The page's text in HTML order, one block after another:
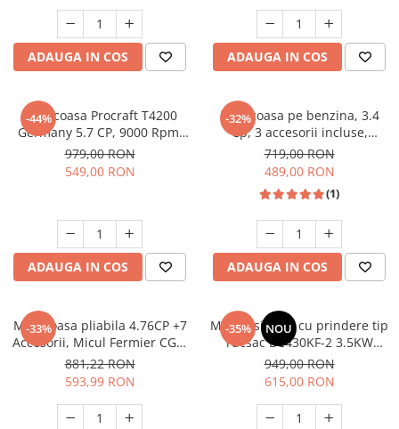
Unelte Gradinarit
Ventilatoare & Sisteme Racire
Aparate de aer conditionat
Zootehnie
Foarfeci tuns oi
Incubatoare oua
ADAUGA IN COS ADAUGA IN COS
-44%
Motocoasa Procraft T4200
Germany 5.7 CP, 9000 Rpm,
Ham profesional
979,00 RON
549,00 RON
ADAUGA IN COS
-32%
Motocoasa pe benzina, 3.4
Cp, 3 accesorii incluse,
pornire rapida, 9500 Rpm,
Micul Fermier
719,00 RON
489,00 RON
(1)
ADAUGA IN COS
-33%
Motocoasa pliabila 4.76CP +7
Accesorii, Micul Fermier CGS-
430K (G1549)
881,22 RON
593,99 RON
-35% NOU
Motocositoare cu prindere tip
rucsac BC430KF-2 3.5KW
4.76CP, 7 accesorii, tija
flexibila, 2 timpi, GF-1550
949,00 RON
615,00 RON